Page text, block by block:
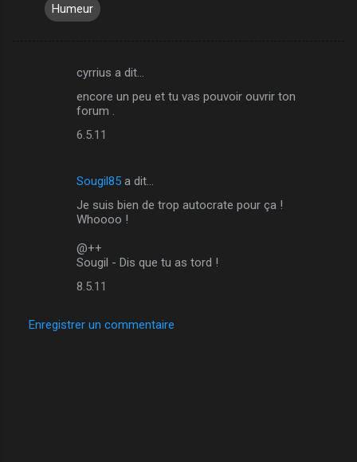
Humeur
s
cyrrius a dit…
encore un peu et tu vas pouvoir ouvrir ton
forum .
6.5.11
Sougil85 a dit…
Je suis bien de trop autocrate pour ça !
Whoooo !
@++
Sougil - Dis que tu as tord !
8.5.11
Enregistrer un commentaire